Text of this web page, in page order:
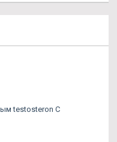
testosteron C